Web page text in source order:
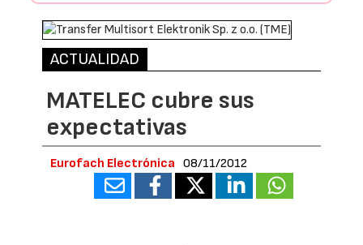
ACTUALIDAD
MATELEC cubre sus
expectativas
Eurofach Electrónica 08/11/2012